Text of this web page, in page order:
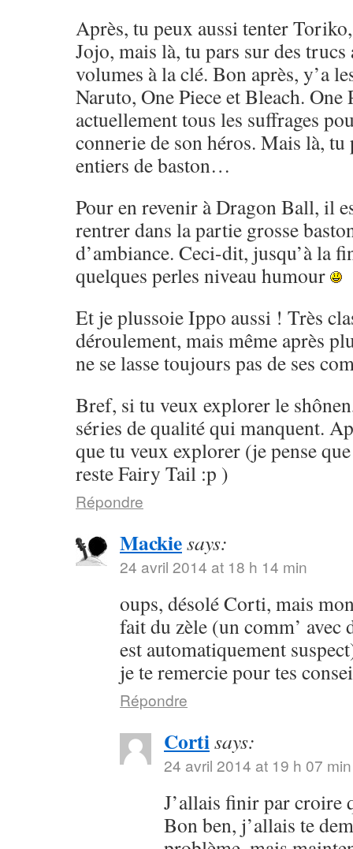
Après, tu peux aussi tenter
Jojo, mais là, tu pars sur des trucs
volumes à la clé. Bon après, y’a
Naruto, One Piece et Bleach. One
actuellement tous les suffrages
connerie de son héros. Mais là,
entiers de baston…
Pour en revenir à Dragon Ball, il
rentrer dans la partie grosse
d’ambiance. Ceci-dit, jusqu’à la
quelques perles niveau humour
Et je plussoie Ippo aussi ! Très
déroulement, mais même après
ne se lasse toujours pas de ses
Bref, si tu veux explorer le
séries de qualité qui manquent.
que tu veux explorer (je pense
reste Fairy Tail :p )
Répondre
Mackiesays:
24 avril 2014 at 18 h 14 min
oups, désolé Corti, mais
fait du zèle (un comm’ avec
est automatiquement
je te remercie pour tes
Répondre
Cortisays:
24 avril 2014 at 19 h 07 min
J’allais finir par croire
Bon ben, j’allais te